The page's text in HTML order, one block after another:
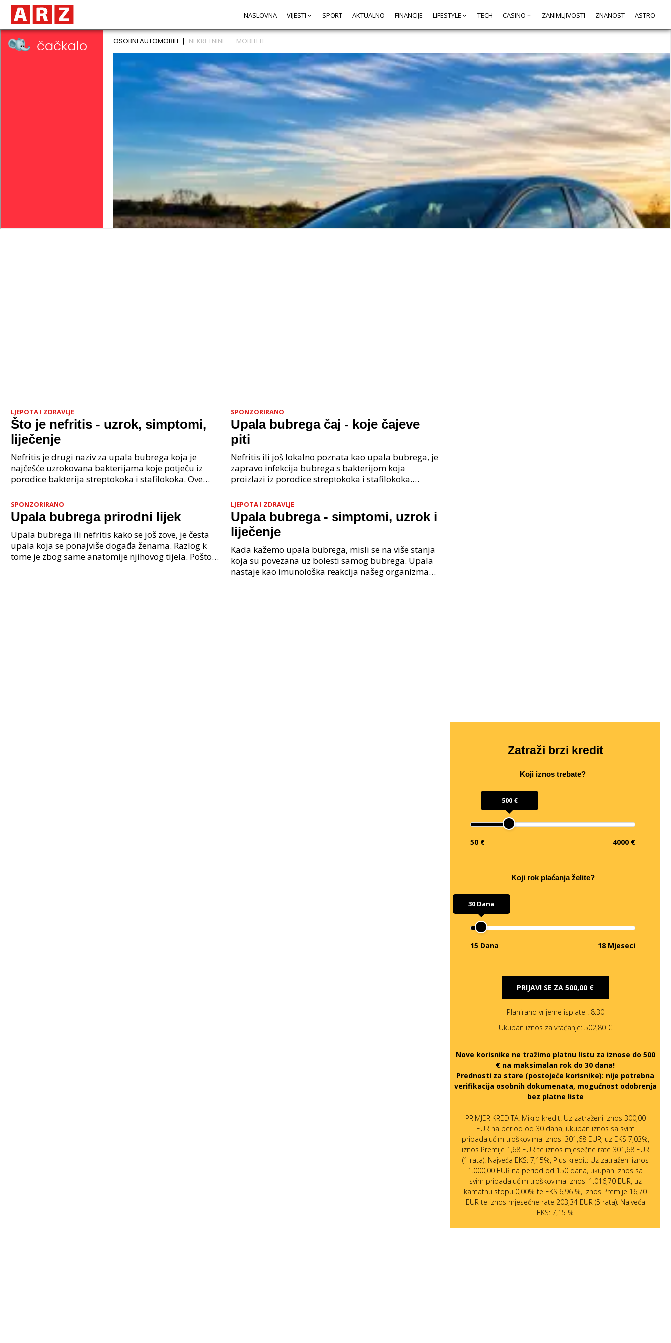
NASLOVNA VIJESTI SPORT AKTUALNO FINANCIJE LIFESTYLE TECH CASINO ZANIMLJIVOSTI ZNANOST ASTRO
LJEPOTA I ZDRAVLJE
Što je nefritis - uzrok, simptomi,
liječenje
Nefritis je drugi naziv za upala bubrega koja je
najčešće uzrokovana bakterijama koje potječu iz
porodice bakterija streptokoka i stafilokoka. Ove
mokraćn
SPONZORIRANO
Upala bubrega čaj - koje čajeve
piti
Nefritis ili još lokalno poznata kao upala bubrega, je
zapravo infekcija bubrega s bakterijom koja
proizlazi iz porodice streptokoka i stafilokoka.
same
SPONZORIRANO
Upala bubrega prirodni lijek
Upala bubrega ili nefritis kako se još zove, je česta
upala koja se ponajviše događa ženama. Razlog k
tome je zbog same anatomije njihovog tijela. Pošto
LJEPOTA I ZDRAVLJE
Upala bubrega - simptomi, uzrok i
liječenje
Kada kažemo upala bubrega, misli se na više stanja
koja su povezana uz bolesti samog bubrega. Upala
nastaje kao imunološka reakcija našeg organizma
Zatraži brzi kredit
Koji iznos trebate?
500 €
50 € 4000 €
Koji rok plaćanja želite?
30 Dana
15 Dana 18 Mjeseci
PRIJAVI SE ZA 500,00 €
Planirano vrijeme isplate : 8:30
Ukupan iznos za vraćanje: 502,80 €
Nove korisnike ne tražimo platnu listu za iznose do 500
€ na maksimalan rok do 30 dana!
Prednosti za stare (postojeće korisnike): nije potrebna
verifikacija osobnih dokumenata, mogućnost odobrenja
bez platne liste
PRIMJER KREDITA: Mikro kredit: Uz zatraženi iznos 300,00
EUR na period od 30 dana, ukupan iznos sa svim
pripadajućim troškovima iznosi 301,68 EUR, uz EKS 7,03%,
iznos Premije 1,68 EUR te iznos mjesečne rate 301,68 EUR
(1 rata). Najveća EKS: 7,15%, Plus kredit: Uz zatraženi iznos
1.000,00 EUR na period od 150 dana, ukupan iznos sa
svim pripadajućim troškovima iznosi 1.016,70 EUR, uz
kamatnu stopu 0,00% te EKS 6,96 %, iznos Premije 16,70
EUR te iznos mjesečne rate 203,34 EUR (5 rata). Najveća
EKS: 7,15 %